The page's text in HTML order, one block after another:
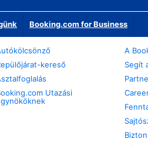
Booking.com for Business
kereső
Utazási
A
Segít